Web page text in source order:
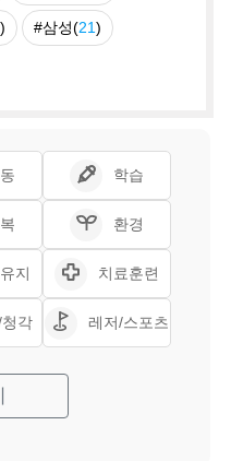
) #삼성(21)
학습
환경
지 치료훈련
각 레저/스포츠